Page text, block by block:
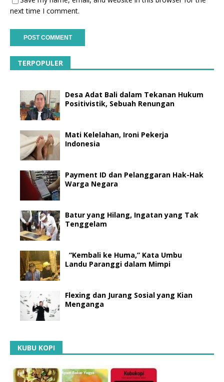
next time I comment.
TERPOPULER
Desa Adat Bali dalam Tekanan Hukum
Positivistik, Sebuah Renungan
Mati Kelelahan, Ironi Pekerja
Indonesia
Payment ID dan Pelanggaran Hak-Hak
Warga Negara
Batur yang Hilang, Ingatan yang Tak
Tenggelam
“Kembali ke Huma,” Kata Umbu
Landu Paranggi dalam Mimpi
Flexing dan Jurang Sosial yang Kian
Menganga
KUBU KOPI